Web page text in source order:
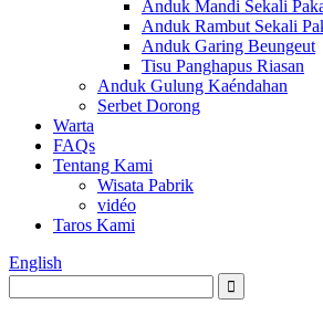
Anduk Mandi Sekali
Anduk Rambut Sekali
Anduk Garing Beungeut
Tisu Panghapus Riasan
Anduk Gulung Kaéndahan
Serbet Dorong
Warta
FAQs
Tentang Kami
Wisata Pabrik
vidéo
Taros Kami
English